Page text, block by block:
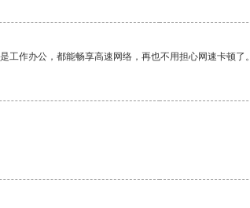
作办公，都能畅享高速网络，再也不用担心网速卡顿了。